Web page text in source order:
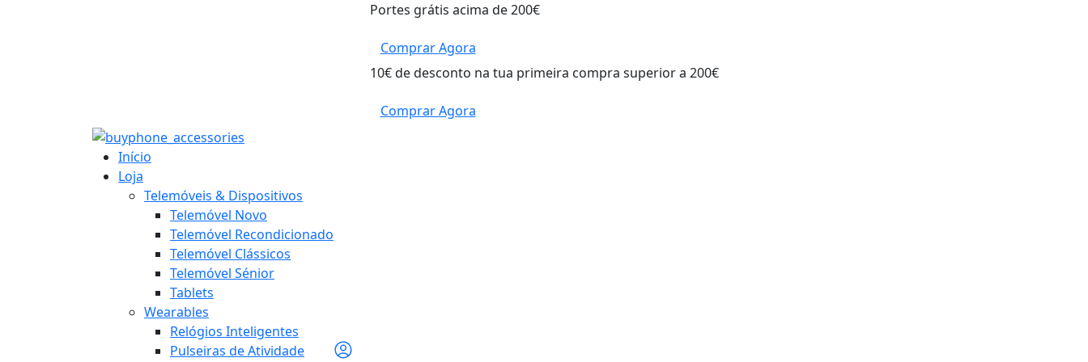
Portes grátis acima de 200€
Comprar Agora
10€ de desconto na tua primeira compra superior a 200€
Comprar Agora
Início
Loja
Telemóveis & Dispositivos
Telemóvel Novo
Telemóvel Recondicionado
Telemóvel Clássicos
Telemóvel Sénior
Tablets
Wearables
Relógios Inteligentes
Pulseiras de Atividade